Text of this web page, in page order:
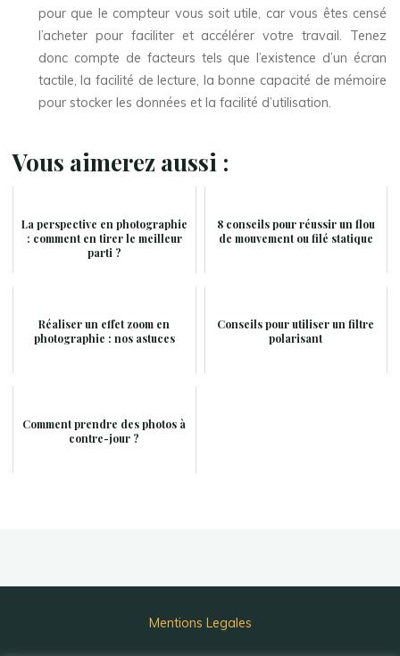
pour que le compteur vous soit utile, car vous êtes censé
l’acheter pour faciliter et accélérer votre travail. Tenez
donc compte de facteurs tels que l’existence d’un écran
tactile, la facilité de lecture, la bonne capacité de mémoire
pour stocker les données et la facilité d’utilisation.
Vous aimerez aussi :
La perspective en photographie
: comment en tirer le meilleur
parti ?
8 conseils pour réussir un flou
de mouvement ou filé statique
Réaliser un effet zoom en
photographie : nos astuces
Conseils pour utiliser un filtre
polarisant
Comment prendre des photos à
contre-jour ?
Mentions Legales